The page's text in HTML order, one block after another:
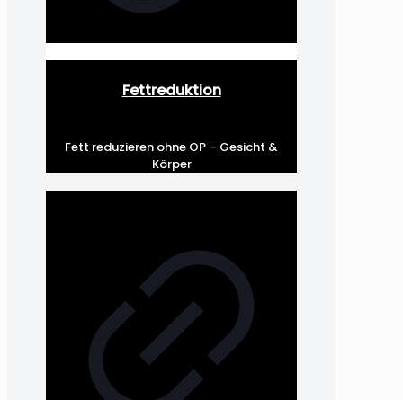
Fettreduktion
Fett reduzieren ohne OP – Gesicht &
Körper